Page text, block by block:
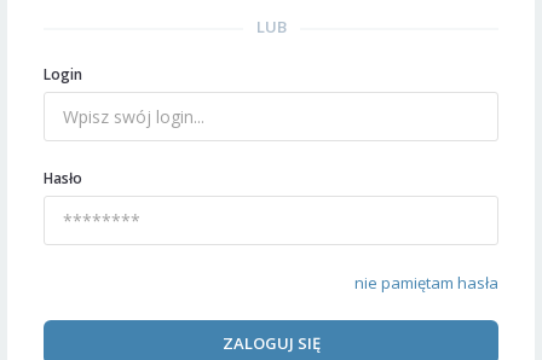
LUB
Login
Hasło
nie pamiętam hasła
ZALOGUJ SIĘ